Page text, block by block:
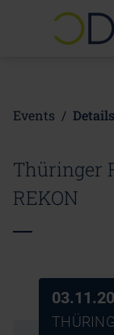
Events / Details
Thüringer
REKON